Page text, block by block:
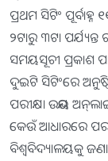
ପ୍ରଥମ ସିଟିଂ ପୂର୍ବାହ୍ନ
୨ଟାରୁ ୩ଟା
ସମୟସୂଚୀ ପ୍ରକାଶ
ଦୁଇଟି ସିଟିଂରେ
ପରୀକ୍ଷା ଉଭୟ
କେଉଁ ଆଧାରରେ
ବିଶ୍ୱବିଦ୍ୟାଳୟକୁ